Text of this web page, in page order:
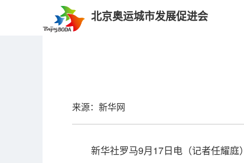
北京奥运城市发展促进会
来源：新华网
新华社罗马9月17日电（记者任耀庭